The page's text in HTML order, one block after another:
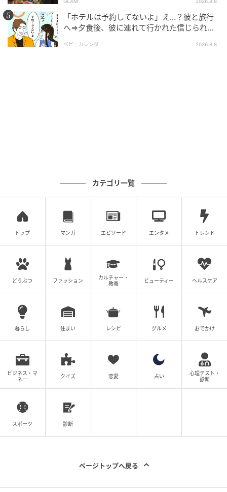
の記事をもっとみる
「ホテルは予約してないよ」え…？彼と旅行
へ⇒夕食後、彼に連れて行かれた信じられな
ベビーカレンダー 2026.8.8
カテゴリ一覧
トップ マンガ エピソード エンタメ トレンド
どうぶつ ファッション
カルチャー・
教養
ビューティー ヘルスケア
暮らし 住まい レシピ グルメ おでかけ
ビジネス・マ
ネー
クイズ 恋愛 占い
心理テスト・
診断
スポーツ 診断
ページトップへ戻る